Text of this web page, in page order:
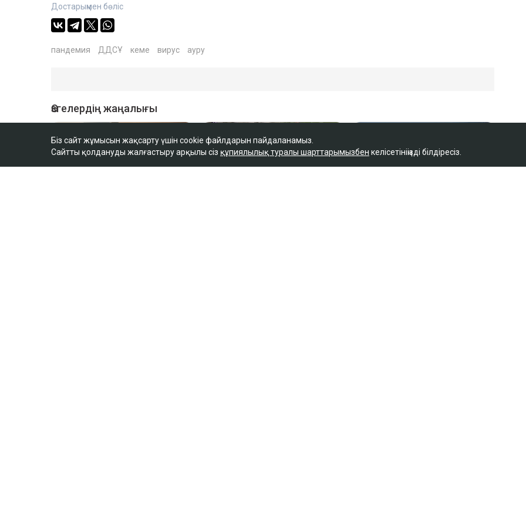
Достарыңмен бөліс
пандемия ДДСҰ кеме вирус ауру
Біз сайт жұмысын жақсарту үшін cookie файлдарын пайдаланамыз.
Сайтты қолдануды жалғастыру арқылы сіз құпиялылық туралы шарттарымызбен келісетініңізді білдіресіз.